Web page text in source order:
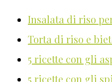
Insalata di riso
Torta di riso e
5 ricette con gli
5 ricette con gli